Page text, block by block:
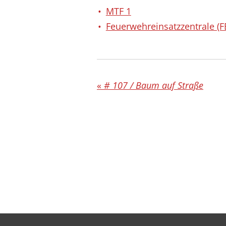
MTF 1
Feuerwehreinsatzzentrale
« # 107 / Baum auf Straße